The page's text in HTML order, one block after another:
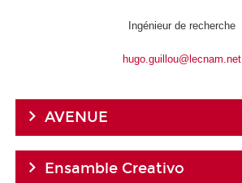
Ingénieur de recherche
hugo.guillou@lecnam.net
AVENUE
Ensamble Creativo